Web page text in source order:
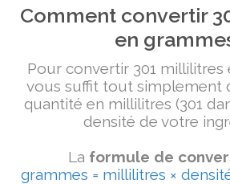
Comment convertir
en
Pour convertir 301 millilitres
vous suffit tout simplement
quantité en millilitres (301
densité de votre
La formule de
grammes = millilitres ×